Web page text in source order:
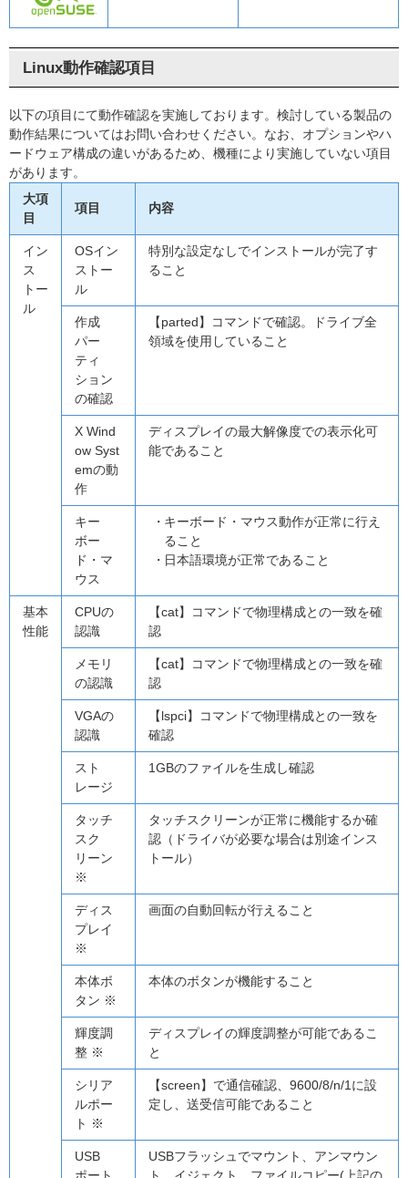
Linux動作確認項目
以下の項目にて動作確認を実施しております。検討している製品の
動作結果についてはお問い合わせください。なお、オプションやハ
ードウェア構成の違いがあるため、機種により実施していない項目
があります。
大項
目
項目 内容
イン
ス
トー
ル
OSイン
ストー
ル
特別な設定なしでインストールが完了す
ること
作成
パー
ティ
ション
の確認
【parted】コマンドで確認。ドライブ全
領域を使用していること
X Wind
ow Syst
emの動
作
ディスプレイの最大解像度での表示化可
能であること
キー
ボー
ド・マ
ウス
キーボード・マウス動作が正常に行え
ること
日本語環境が正常であること
基本
性能
CPUの
認識
【cat】コマンドで物理構成との一致を確
認
メモリ
の認識
【cat】コマンドで物理構成との一致を確
認
VGAの
認識
【lspci】コマンドで物理構成との一致を
確認
スト
レージ
1GBのファイルを生成し確認
タッチ
スク
リーン
※
タッチスクリーンが正常に機能するか確
認（ドライバが必要な場合は別途インス
トール）
ディス
プレイ
※
画面の自動回転が行えること
本体ボ
タン ※
本体のボタンが機能すること
輝度調
整 ※
ディスプレイの輝度調整が可能であるこ
と
シリア
ルポー
ト ※
【screen】で通信確認、9600/8/n/1に設
定し、送受信可能であること
USB
USBフラッシュでマウント、アンマウン